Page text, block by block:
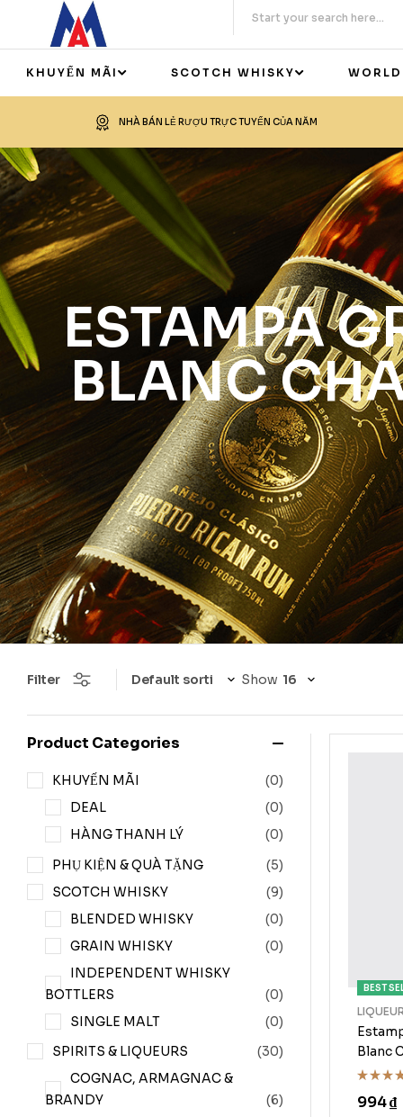
KHUYẾN MÃI SCOTCH WHISKY
NHÀ BÁN LẺ RƯỢU TRỰC TUYẾN CỦA NĂM
ESTAMPA
BLANC
Filter Show
BEST
Blanc
750ml
Rated
3.75
994₫
Product Categories
KHUYẾN MÃI
(0)
DEAL
(0)
HÀNG THANH LÝ
(0)
PHỤ KIỆN & QUÀ TẶNG
(5)
SCOTCH WHISKY
(9)
BLENDED WHISKY
(0)
GRAIN WHISKY
(0)
INDEPENDENT WHISKY
BOTTLERS
(0)
SINGLE MALT
(0)
SPIRITS & LIQUEURS
(30)
COGNAC, ARMAGNAC &
BRANDY
(6)